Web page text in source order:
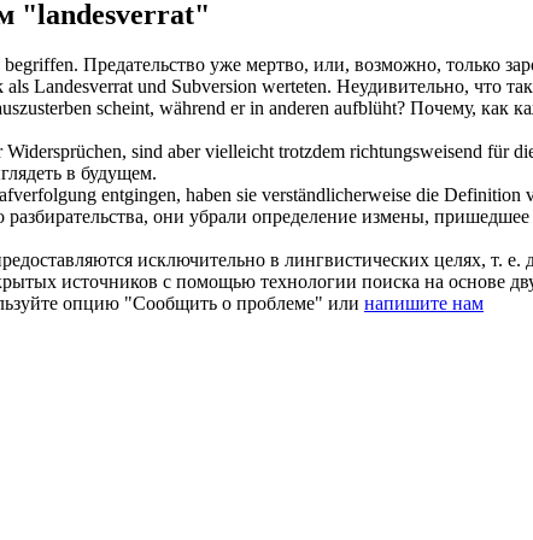
"landesverrat"
begriffen. Предательство уже мертво, или, возможно, только
als Landesverratund Subversion werteten. Неудивительно, что
scheint, während er in anderen aufblüht? Почему, как
sind aber vielleicht trotzdem richtungsweisend für
в будущем.
entgingen, haben sie verständlicherweise die Definition
они убрали определение измены, пришедшее
исключительно в лингвистических целях, т.
источников с помощью технологии поиска на
опцию "Сообщить о проблеме" или напишите нам